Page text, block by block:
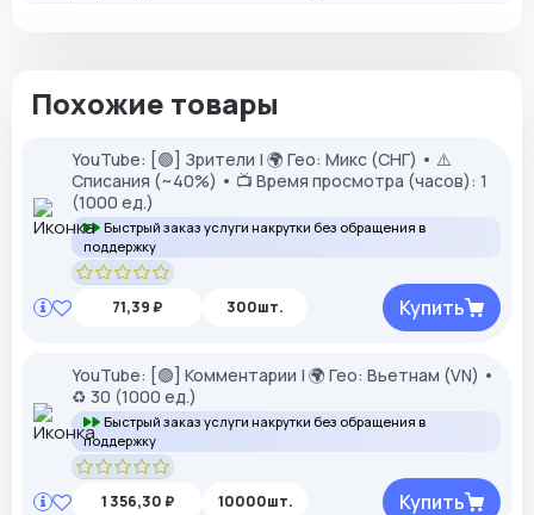
Похожие товары
YouTube: [🟢] Зрители | 🌍 Гео: Микс (СНГ) • ⚠️
Списания (~40%) • 📺 Время просмотра (часов): 1
(1000 ед.)
Быстрый заказ услуги накрутки без обращения в
поддержку
71,39 ₽ 300шт. Купить
YouTube: [🟢] Комментарии | 🌍 Гео: Вьетнам (VN) •
♻️ 30 (1000 ед.)
Быстрый заказ услуги накрутки без обращения в
поддержку
1 356,30 ₽ 10000шт. Купить